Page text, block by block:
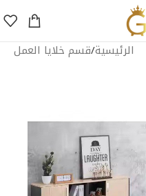
الرئيسية/قسم خلايا العمل